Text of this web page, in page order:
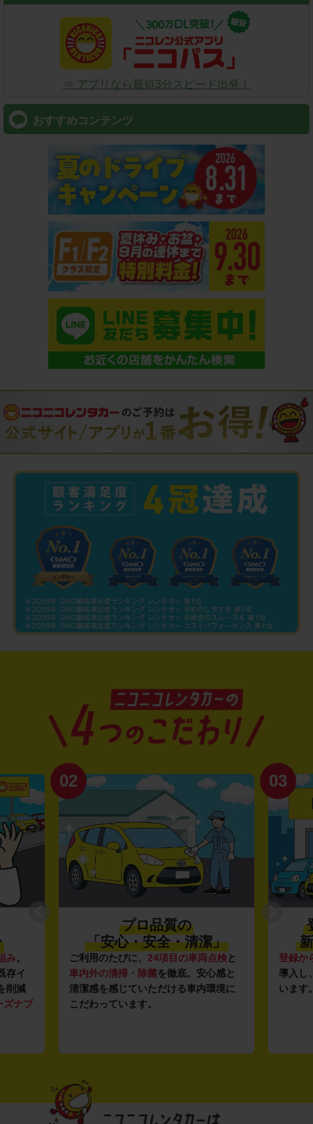
⇒ アプリなら最短3分スピード出発！
おすすめコンテンツ
み。
存イ
削減
ズナブ
02
プロ品質の
「安心・安全・清潔」
ご利用のたびに、 24項目の車両点検と
車内外の清掃・除菌を徹底。安心感と
清潔感を感じていただける車内環境に
こだわっています。
03
登録か
導入し
います